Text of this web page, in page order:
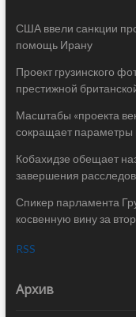
США ввели санкции
помощь Ирану
Проект грузинского
престижной
Масштабы «проекта
сокращает параметры
Кобахидзе обещает
завершения
Спикер парламента
косвенную вину за
RSS
Архив